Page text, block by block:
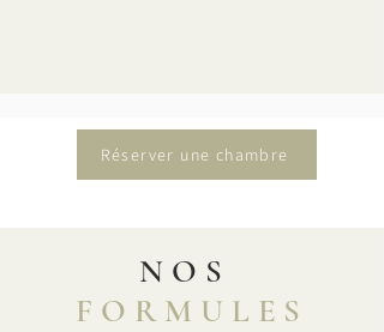
Réserver une chambre
NOS
FORMULES